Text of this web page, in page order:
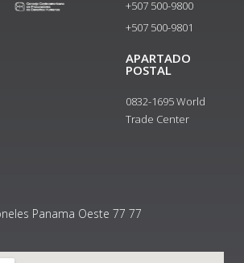
+507 500-9800
+507 500-9801​
APARTADO
POSTAL
0832-1695 World
Trade Center
Panama Oeste 77 77